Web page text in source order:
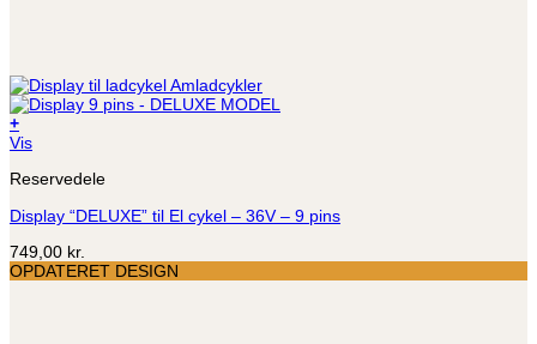
+
Vis
Reservedele
Display “DELUXE” til El cykel – 36V – 9 pins
749,00 kr.
OPDATERET DESIGN